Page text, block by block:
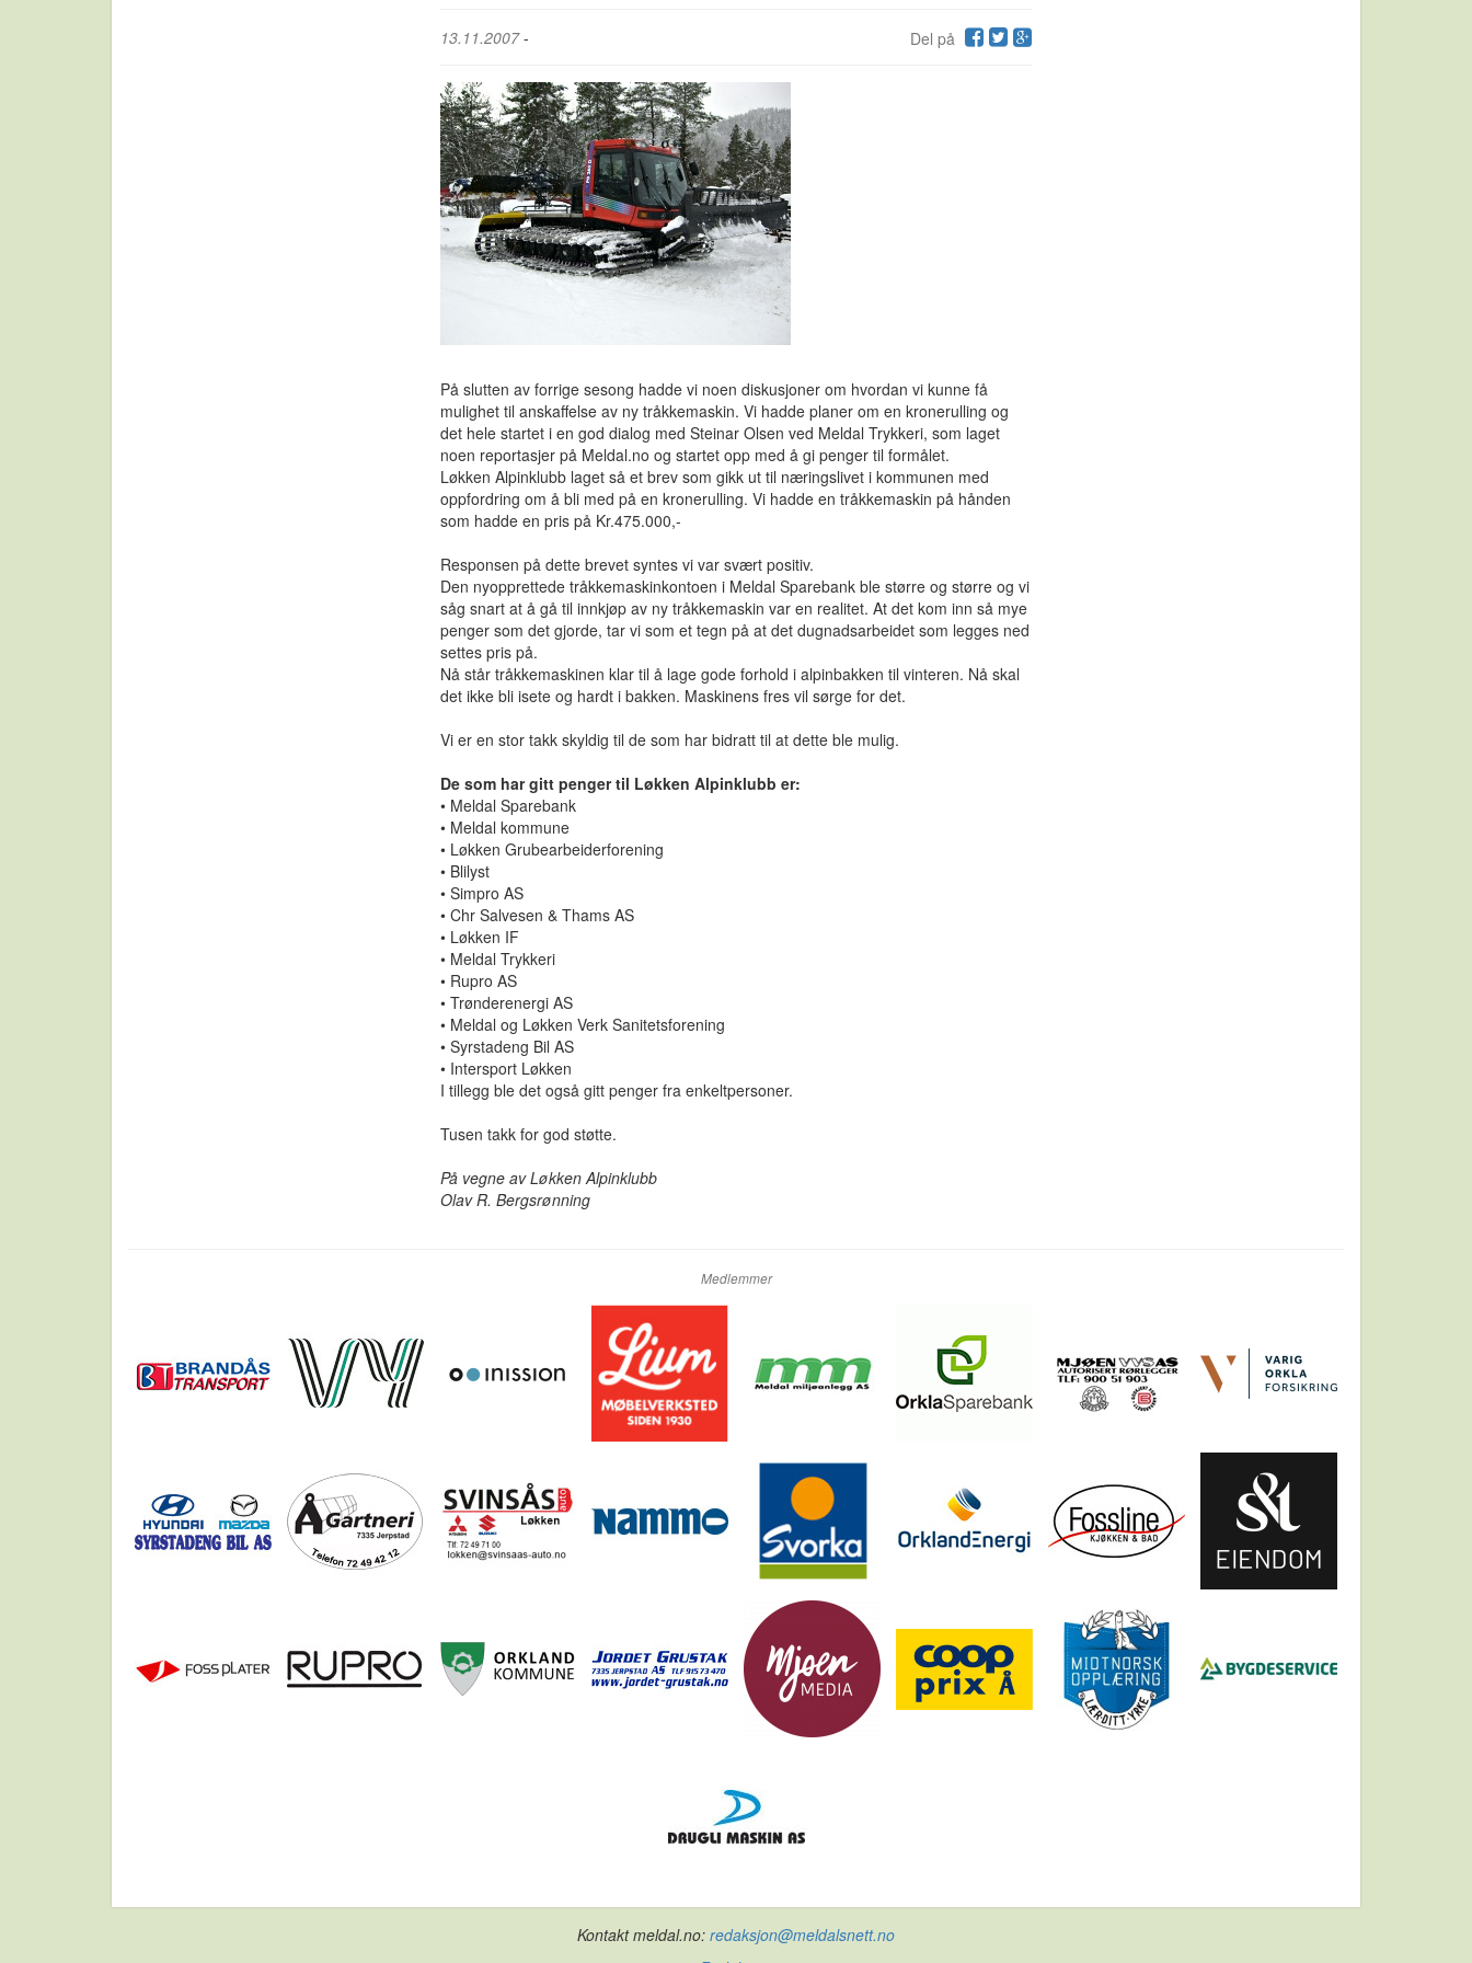
Del på
13.11.2007-
På slutten av forrige sesong hadde vi noen diskusjoner om hvordan vi kunne få
mulighet til anskaffelse av ny tråkkemaskin. Vi hadde planer om en kronerulling og
det hele startet i en god dialog med Steinar Olsen ved Meldal Trykkeri, som laget
noen reportasjer på Meldal.no og startet opp med å gi penger til formålet.
Løkken Alpinklubb laget så et brev som gikk ut til næringslivet i kommunen med
oppfordring om å bli med på en kronerulling. Vi hadde en tråkkemaskin på hånden
som hadde en pris på Kr.475.000,-
Responsen på dette brevet syntes vi var svært positiv.
Den nyopprettede tråkkemaskinkontoen i Meldal Sparebank ble større og større og vi
såg snart at å gå til innkjøp av ny tråkkemaskin var en realitet. At det kom inn så mye
penger som det gjorde, tar vi som et tegn på at det dugnadsarbeidet som legges ned
settes pris på.
Nå står tråkkemaskinen klar til å lage gode forhold i alpinbakken til vinteren. Nå skal
det ikke bli isete og hardt i bakken. Maskinens fres vil sørge for det.
Vi er en stor takk skyldig til de som har bidratt til at dette ble mulig.
De som har gitt penger til Løkken Alpinklubb er:
• Meldal Sparebank
• Meldal kommune
• Løkken Grubearbeiderforening
• Blilyst
• Simpro AS
• Chr Salvesen & Thams AS
• Løkken IF
• Meldal Trykkeri
• Rupro AS
• Trønderenergi AS
• Meldal og Løkken Verk Sanitetsforening
• Syrstadeng Bil AS
• Intersport Løkken
I tillegg ble det også gitt penger fra enkeltpersoner.
Tusen takk for god støtte.
På vegne av Løkken Alpinklubb
Olav R. Bergsrønning
Medlemmer
Kontakt meldal.no: redaksjon@meldalsnett.no